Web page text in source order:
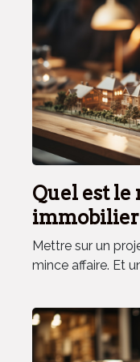
Quel est le
immobilier
Mettre sur un
mince affaire. Et